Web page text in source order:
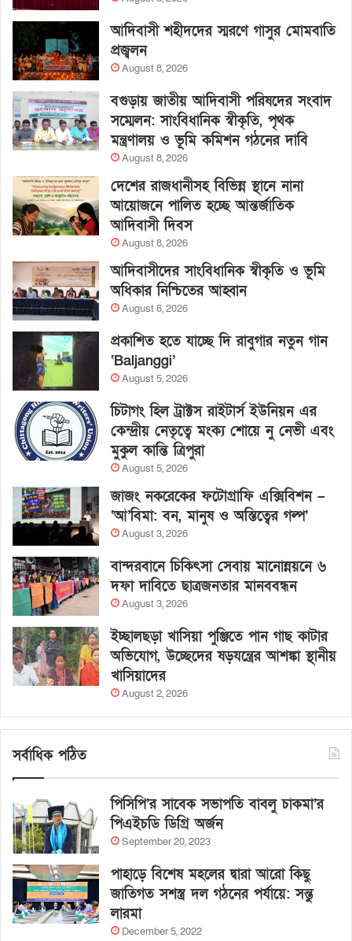
আদিবাসী শহীদদের স্মরণে গাসুর মোমবাতি
প্রজ্বলন
August 8, 2026
বগুড়ায় জাতীয় আদিবাসী পরিষদের সংবাদ
সম্মেলন: সাংবিধানিক স্বীকৃতি, পৃথক
মন্ত্রণালয় ও ভূমি কমিশন গঠনের দাবি
August 8, 2026
দেশের রাজধানীসহ বিভিন্ন স্থানে নানা
আয়োজনে পালিত হচ্ছে আন্তর্জাতিক
আদিবাসী দিবস
August 8, 2026
আদিবাসীদের সাংবিধানিক স্বীকৃতি ও ভূমি
অধিকার নিশ্চিতের আহ্বান
August 6, 2026
প্রকাশিত হতে যাচ্ছে দি রাবুগার নতুন গান
‘Baljanggi’
August 5, 2026
চিটাগং হিল ট্রাক্টস রাইটার্স ইউনিয়ন এর
কেন্দ্রীয় নেতৃত্বে মংক্য শোয়ে নু নেভী এবং
মুকুল কান্তি ত্রিপুরা
August 5, 2026
জাজং নকরেকের ফটোগ্রাফি এক্সিবিশন –
‘আ’বিমা: বন, মানুষ ও অস্তিত্বের গল্প’
August 3, 2026
বান্দরবানে চিকিৎসা সেবায় মানোন্নয়নে ৬
দফা দাবিতে ছাত্রজনতার মানববন্ধন
August 3, 2026
ইচ্ছালছড়া খাসিয়া পুঞ্জিতে পান গাছ কাটার
অভিযোগ, উচ্ছেদের ষড়যন্ত্রের আশঙ্কা স্থানীয়
খাসিয়াদের
August 2, 2026
সর্বাধিক পঠিত
পিসিপি’র সাবেক সভাপতি বাবলু চাকমা’র
পিএইচডি ডিগ্রি অর্জন
September 20, 2023
পাহাড়ে বিশেষ মহলের দ্বারা আরো কিছু
জাতিগত সশস্ত্র দল গঠনের পর্যায়ে: সন্তু
লারমা
December 5, 2022